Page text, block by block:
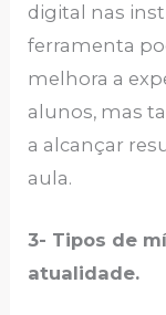
digital nas
ferramenta
melhora a
alunos, mas
a alcançar
aula.
3- Tipos de
atualidade.